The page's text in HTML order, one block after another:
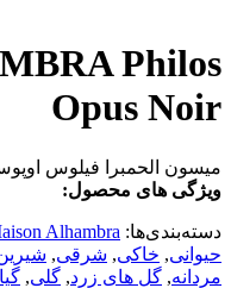
Philos
Opus Noir
میسون الحمبرا فیلوس
ویژگی های محصول:
دسته‌بندی‌ها: Alhambra
حیوانی, خاکی, شرقی,
مردانه, گل های زرد, گلی,